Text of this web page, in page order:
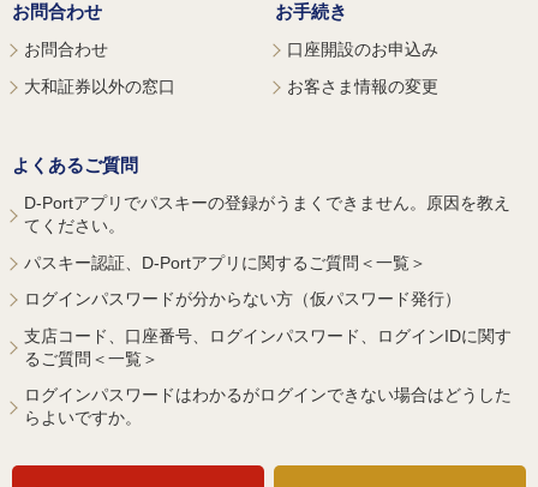
お問合わせ
お問合わせ
大和証券以外の窓口
お手続き
口座開設のお申込み
お客さま情報の変更
よくあるご質問
D-Portアプリでパスキーの登録がうまくできません。原因を教え
てください。
パスキー認証、D-Portアプリに関するご質問＜一覧＞
ログインパスワードが分からない方（仮パスワード発行）
支店コード、口座番号、ログインパスワード、ログインIDに関す
るご質問＜一覧＞
ログインパスワードはわかるがログインできない場合はどうした
らよいですか。